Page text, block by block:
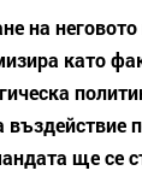
на
като
ще се